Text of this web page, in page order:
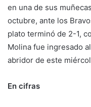
en una de sus
octubre, ante los
plato terminó de 2-1,
Molina fue ingresado
abridor de este
En cifras